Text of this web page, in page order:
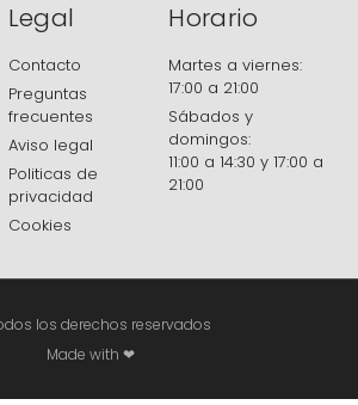
Legal
Contacto
Preguntas
frecuentes
Aviso legal
Politicas de
privacidad
Cookies
Horario
Martes a viernes:
17:00 a 21:00
Sábados y
domingos:
11:00 a 14:30 y 17:00 a
21:00
los derechos reservados
Made with ❤